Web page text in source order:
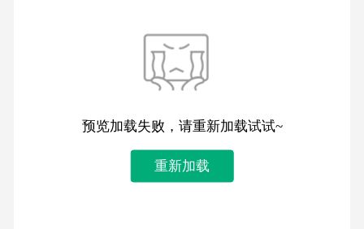
预览加载失败，请重新加载试试~
重新加载